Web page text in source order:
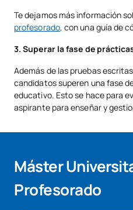
Te dejamos más información
profesorado, con una guía de
3. Superar la fase de
Además de las pruebas
candidatos superen una fase
educativo. Esto se hace para
aspirante para enseñar y
Máster
Profesorado